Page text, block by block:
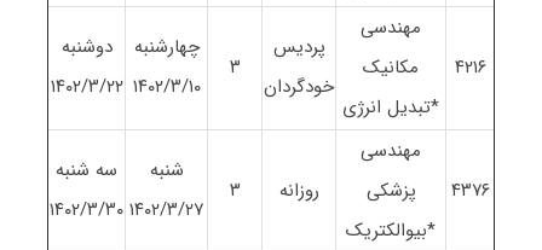
۴٢١۶
مهندسی
مکانیک
*تبدیل انرژی
پردیس
خودگردان
٣
چهارشنبه
١۴٠٢/٣/١٠
دوشنبه
١۴٠٢/٣/٢٢
۴٣٧۶
مهندسی
پزشکی
*بیوالکتریک
روزانه ٣
شنبه
١۴٠٢/٣/٢٧
سه شنبه
١۴٠٢/٣/٣٠